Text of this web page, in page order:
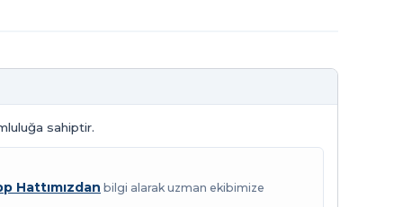
sahiptir.
Hattımızdan bilgi alarak uzman ekibimize